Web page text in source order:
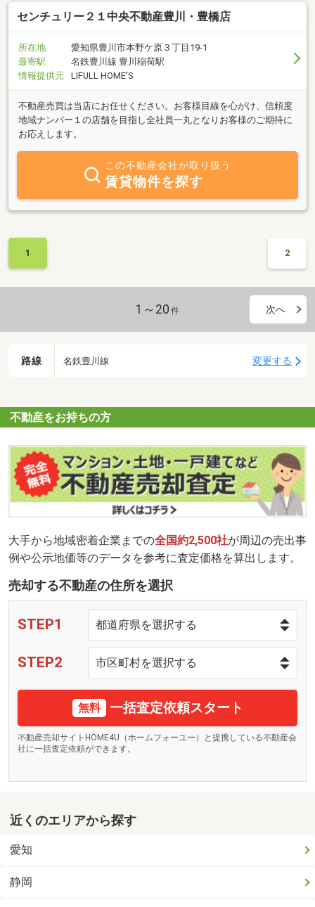
センチュリー２１中央不動産豊川・豊橋店
所在地
愛知県豊川市本野ケ原３丁目19-1
最寄駅
名鉄豊川線 豊川稲荷駅
情報提供元
LIFULL HOME'S
不動産売買は当店にお任せください。お客様目線を心がけ、信頼度
地域ナンバー１の店舗を目指し全社員一丸となりお客様のご期待に
お応えします。
この不動産会社が取り扱う
賃貸物件を探す
1 2
1～20 件 次へ
路線 名鉄豊川線 変更する
不動産をお持ちの方
大手から地域密着企業までの全国約2,500社が周辺の売出事
例や公示地価等のデータを参考に査定価格を算出します。
売却する不動産の住所を選択
STEP1
STEP2
無料 一括査定依頼スタート
不動産売却サイトHOME4U（ホームフォーユー）と提携している不動産会
社に一括査定依頼ができます。
近くのエリアから探す
愛知
静岡